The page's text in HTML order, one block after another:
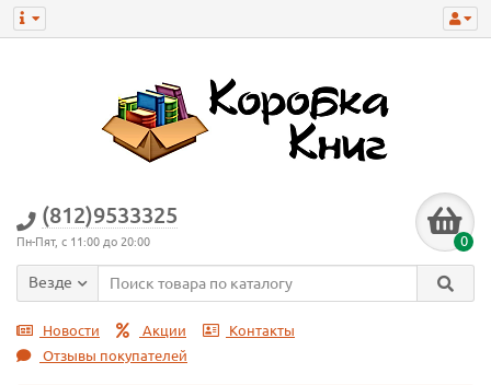
(812)9533325
Пн-Пят, с 11:00 до 20:00 0
Везде
Новости Акции
Контакты
Отзывы покупателей